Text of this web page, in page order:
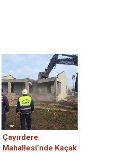
Çayırdere
Mahallesi’nde Kaçak